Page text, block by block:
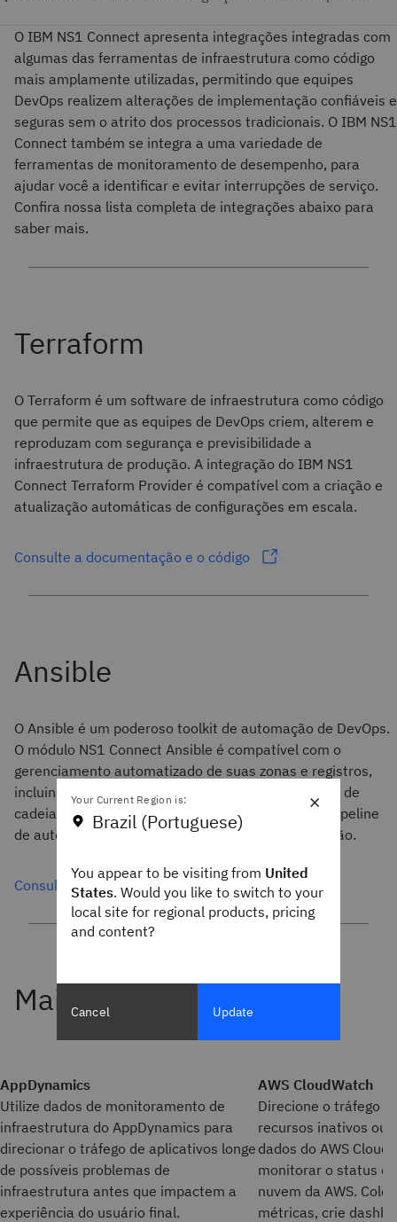
O IBM NS1 Connect apresenta integrações integradas com
algumas das ferramentas de infraestrutura como código
mais amplamente utilizadas, permitindo que equipes
DevOps realizem alterações de implementação confiáveis e
seguras sem o atrito dos processos tradicionais. O IBM NS1
Connect também se integra a uma variedade de
ferramentas de monitoramento de desempenho, para
ajudar você a identificar e evitar interrupções de serviço.
Confira nossa lista completa de integrações abaixo para
saber mais.
O Terraform é um software de infraestrutura como código
que permite que as equipes de DevOps criem, alterem e
reproduzam com segurança e previsibilidade a
infraestrutura de produção. A integração do IBM NS1
Connect Terraform Provider é compatível com a criação e
atualização automáticas de configurações em escala.
Consulte a documentação e o código
O Ansible é um poderoso toolkit de automação de DevOps.
O módulo NS1 Connect Ansible é compatível com o
gerenciamento automatizado de suas zonas e registros,
incluindo compatibilidade total com a configuração de
cadeias de filtros. Integre o IBM NS1 Connect ao pipeline
de automação de provisionamento e implementação.
Consulte a documentação e o código
AppDynamics
Utilize dados de monitoramento de
infraestrutura do AppDynamics para
direcionar o tráfego de aplicativos longe
de possíveis problemas de
infraestrutura antes que impactem a
experiência do usuário final.
AWS CloudWatch
Direcione o tráfego
recursos inativos ou
dados do AWS
monitorar o status
nuvem da AWS.
métricas, crie
×
Your Current Region is:
Brazil (Portuguese)
You appear to be visiting from United
States. Would you like to switch to your
local site for regional products, pricing
and content?
Cancel Update